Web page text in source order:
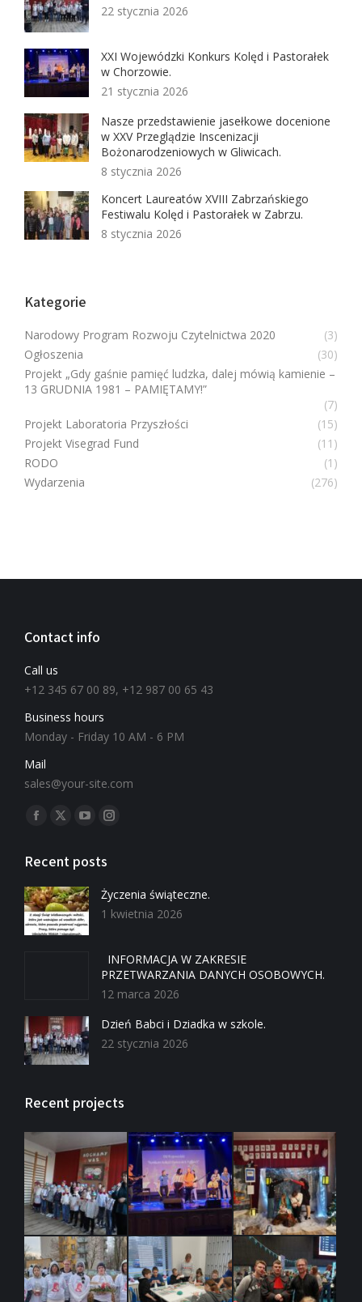
22 stycznia 2026
XXI Wojewódzki Konkurs Kolęd i Pastorałek
w Chorzowie.
21 stycznia 2026
Nasze przedstawienie jasełkowe docenione
w XXV Przeglądzie Inscenizacji
Bożonarodzeniowych w Gliwicach.
8 stycznia 2026
Koncert Laureatów XVIII Zabrzańskiego
Festiwalu Kolęd i Pastorałek w Zabrzu.
8 stycznia 2026
Kategorie
Narodowy Program Rozwoju Czytelnictwa 2020
(3)
Ogłoszenia
(30)
Projekt „Gdy gaśnie pamięć ludzka, dalej mówią kamienie –
13 GRUDNIA 1981 – PAMIĘTAMY!”
(7)
Projekt Laboratoria Przyszłości
(15)
Projekt Visegrad Fund
(11)
RODO
(1)
Wydarzenia
(276)
Contact info
Call us
+12 345 67 00 89, +12 987 00 65 43
Business hours
Monday - Friday 10 AM - 6 PM
Mail
sales@your-site.com
Znajdź nas na:
Recent posts
Życzenia świąteczne.
1 kwietnia 2026
INFORMACJA W ZAKRESIE
PRZETWARZANIA DANYCH OSOBOWYCH.
12 marca 2026
Dzień Babci i Dziadka w szkole.
22 stycznia 2026
Recent projects